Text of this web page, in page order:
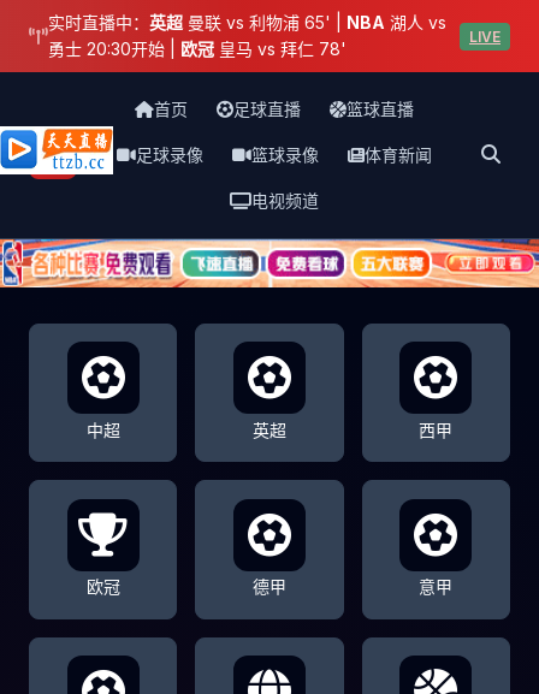
实时直播中： 英超 曼联 vs 利物浦 65' | NBA 湖人 vs
勇士 20:30开始 | 欧冠 皇马 vs 拜仁 78'
LIVE
天天直播网
首页 足球直播 篮球直播
足球录像 篮球录像 体育新闻
电视频道
中超 英超 西甲
欧冠 德甲 意甲